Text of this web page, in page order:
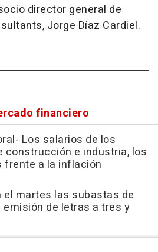
director general de
Jorge Díaz Cardiel.
financiero
Los salarios de los
construcción e industria, los
frente a la inflación
el martes las subastas de
emisión de letras a tres y